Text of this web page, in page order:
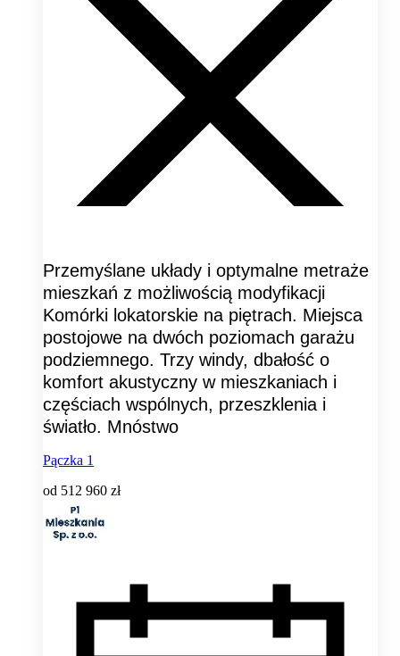
Przemyślane układy i optymalne metraże
mieszkań z możliwością modyfikacji
Komórki lokatorskie na piętrach. Miejsca
postojowe na dwóch poziomach garażu
podziemnego. Trzy windy, dbałość o
komfort akustyczny w mieszkaniach i
częściach wspólnych, przeszklenia i
światło. Mnóstwo
Pączka 1
od 512 960 zł